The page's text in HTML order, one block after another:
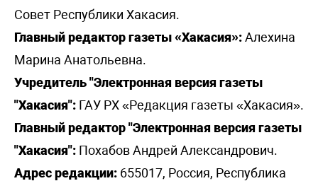
Совет Республики Хакасия.
Главный редактор газеты «Хакасия»:Алехина
Марина Анатольевна.
Учредитель "Электронная версия газеты
"Хакасия": ГАУ РХ «Редакция газеты «Хакасия».
Главный редактор "Электронная версия газеты
"Хакасия": Похабов Андрей Александрович.
Адрес редакции: 655017, Россия, Республика